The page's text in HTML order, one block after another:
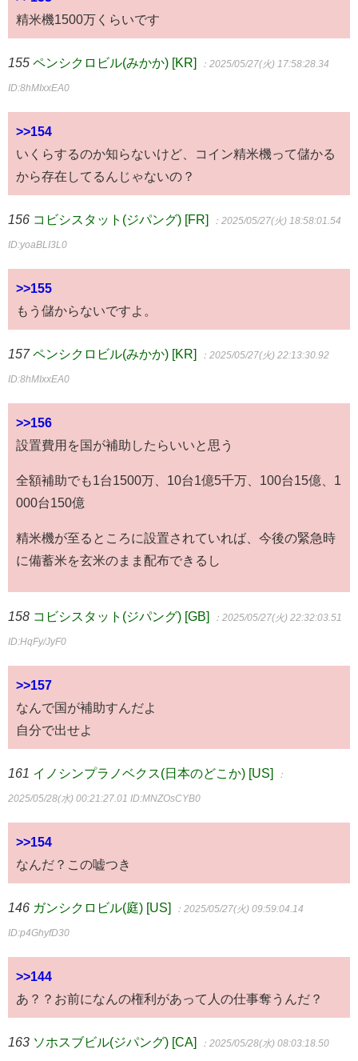
精米機1500万くらいです
155 ペンシクロビル(みかか) [KR] ：2025/05/27(火) 17:58:28.34
ID:8hMIxxEA0
>>154
いくらするのか知らないけど、コイン精米機って儲かる
から存在してるんじゃないの？
156 コビシスタット(ジパング) [FR] ：2025/05/27(火) 18:58:01.54
ID:yoaBLI3L0
>>155
もう儲からないですよ。
157 ペンシクロビル(みかか) [KR] ：2025/05/27(火) 22:13:30.92
ID:8hMIxxEA0
>>156
設置費用を国が補助したらいいと思う
全額補助でも1台1500万、10台1億5千万、100台15億、1
000台150億
精米機が至るところに設置されていれば、今後の緊急時
に備蓄米を玄米のまま配布できるし
158 コビシスタット(ジパング) [GB] ：2025/05/27(火) 22:32:03.51
ID:HqFy/JyF0
>>157
なんで国が補助すんだよ
自分で出せよ
161 イノシンプラノベクス(日本のどこか) [US] ：
2025/05/28(水) 00:21:27.01 ID:MNZOsCYB0
>>154
なんだ？この嘘つき
146 ガンシクロビル(庭) [US] ：2025/05/27(火) 09:59:04.14
ID:p4GhyfD30
>>144
あ？？お前になんの権利があって人の仕事奪うんだ？
163 ソホスブビル(ジパング) [CA] ：2025/05/28(水) 08:03:18.50